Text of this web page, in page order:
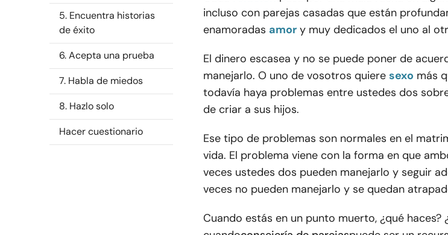
5. Encuentra historias
de éxito
6. Acepta una prueba
7. Habla de miedos
8. Hazlo solo
Hacer cuestionario
incluso con parejas casadas que están
enamoradas amor y muy dedicados el uno al
El dinero escasea y no se puede poner de
manejarlo. O uno de vosotros quiere sexo más
todavía haya problemas entre ustedes dos
de criar a sus hijos.
Ese tipo de problemas son normales en el
vida. El problema viene con la forma en que
veces ustedes dos pueden manejarlo y seguir
veces no pueden manejarlo y se quedan
Cuando estás en un punto muerto, ¿qué haces?